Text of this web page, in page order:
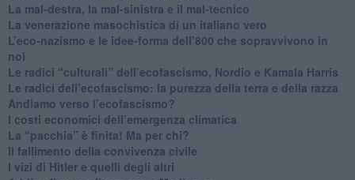
​La mal-destra, la mal-sinistra e il mal-tecnico
​La venerazione masochistica di un italiano vero
​L’eco-nazismo e le idee-forma dell’800 che sopravvivono in
noi
​Le radici “culturali” dell’ecofascismo, Nordio e Kamala Harris
Le radici dell’ecofascismo: la purezza della terra e della razza
Andiamo verso l’ecofascismo?
I costi economici dell’emergenza climatica
​La “pacchia” è finita! Ma per chi?
​Il fallimento della convivenza civile
​I vizi di Hitler e quelli degli altri